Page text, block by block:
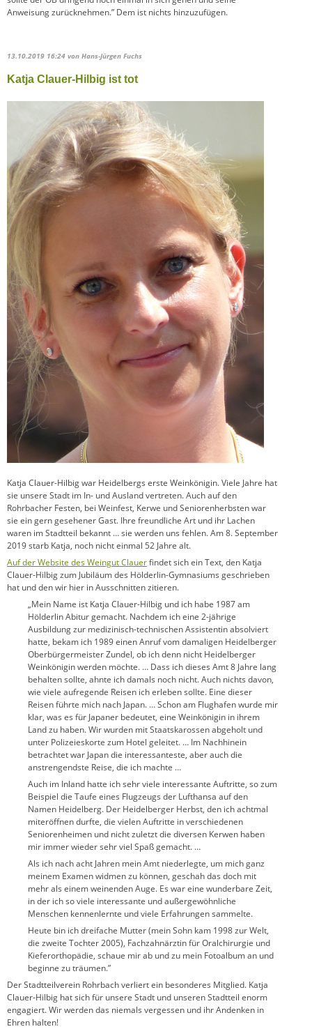
Anweisung zurücknehmen.” Dem ist nichts hinzuzufügen.
13.10.2019 16:24 von Hans-Jürgen Fuchs
Katja Clauer-Hilbig ist tot
Katja Clauer-Hilbig war Heidelbergs erste Weinkönigin. Viele Jahre hat
sie unsere Stadt im In- und Ausland vertreten. Auch auf den
Rohrbacher Festen, bei Weinfest, Kerwe und Seniorenherbsten war
sie ein gern gesehener Gast. Ihre freundliche Art und ihr Lachen
waren im Stadtteil bekannt … sie werden uns fehlen. Am 8. September
2019 starb Katja, noch nicht einmal 52 Jahre alt.
Auf der Website des Weingut Clauerfindet sich ein Text, den Katja
Clauer-Hilbig zum Jubiläum des Hölderlin-Gymnasiums geschrieben
hat und den wir hier in Ausschnitten zitieren.
„Mein Name ist Katja Clauer-Hilbig und ich habe 1987 am
Hölderlin Abitur gemacht. Nachdem ich eine 2-jährige
Ausbildung zur medizinisch-technischen Assistentin absolviert
hatte, bekam ich 1989 einen Anruf vom damaligen Heidelberger
Oberbürgermeister Zundel, ob ich denn nicht Heidelberger
Weinkönigin werden möchte. … Dass ich dieses Amt 8 Jahre lang
behalten sollte, ahnte ich damals noch nicht. Auch nichts davon,
wie viele aufregende Reisen ich erleben sollte. Eine dieser
Reisen führte mich nach Japan. … Schon am Flughafen wurde mir
klar, was es für Japaner bedeutet, eine Weinkönigin in ihrem
Land zu haben. Wir wurden mit Staatskarossen abgeholt und
unter Polizeieskorte zum Hotel geleitet. … Im Nachhinein
betrachtet war Japan die interessanteste, aber auch die
anstrengendste Reise, die ich machte …
Auch im Inland hatte ich sehr viele interessante Auftritte, so zum
Beispiel die Taufe eines Flugzeugs der Lufthansa auf den
Namen Heidelberg. Der Heidelberger Herbst, den ich achtmal
miteröffnen durfte, die vielen Auftritte in verschiedenen
Seniorenheimen und nicht zuletzt die diversen Kerwen haben
mir immer wieder sehr viel Spaß gemacht. …
Als ich nach acht Jahren mein Amt niederlegte, um mich ganz
meinem Examen widmen zu können, geschah das doch mit
mehr als einem weinenden Auge. Es war eine wunderbare Zeit,
in der ich so viele interessante und außergewöhnliche
Menschen kennenlernte und viele Erfahrungen sammelte.
Heute bin ich dreifache Mutter (mein Sohn kam 1998 zur Welt,
die zweite Tochter 2005), Fachzahnärztin für Oralchirurgie und
Kieferorthopädie, schaue mir ab und zu mein Fotoalbum an und
beginne zu träumen.”
Der Stadtteilverein Rohrbach verliert ein besonderes Mitglied. Katja
Clauer-Hilbig hat sich für unsere Stadt und unseren Stadtteil enorm
engagiert. Wir werden das niemals vergessen und ihr Andenken in
Ehren halten!